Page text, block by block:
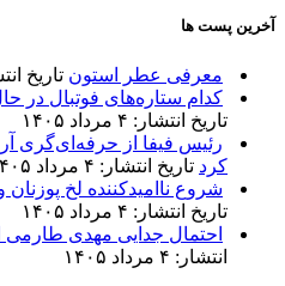
آخرین پست ها
معرفی عطر استون تاریخ انتشار: ۴
کدام ستاره‌های فوتبال در
تاریخ انتشار: ۴ مرداد ۱۴۰۵
رئیس فیفا از حرفه‌ای‌گری
کرد تاریخ انتشار: ۴ مرداد ۱۴۰۵
شروع ناامیدکننده لخ
تاریخ انتشار: ۴ مرداد ۱۴۰۵
احتمال جدایی مهدی
انتشار: ۴ مرداد ۱۴۰۵